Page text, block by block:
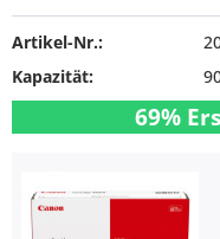
Artikel-Nr.:
Kapazität:
69%